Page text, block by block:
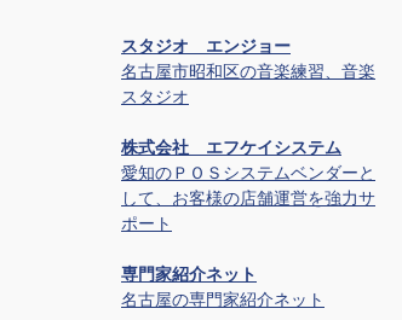
スタジオ エンジョー
名古屋市昭和区の音楽練習、音楽
スタジオ
株式会社 エフケイシステム
愛知のＰＯＳシステムベンダーと
して、お客様の店舗運営を強力サ
ポート
専門家紹介ネット
名古屋の専門家紹介ネット